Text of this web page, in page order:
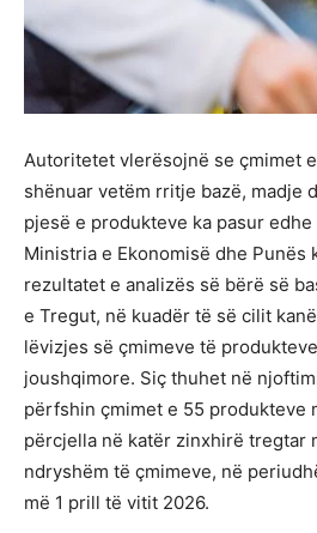
Autoritetet vlerësojnë se çmimet
shënuar vetëm rritje bazë, madje
pjesë e produkteve ka pasur
Ministria e Ekonomisë dhe Punës
rezultatet e analizës së bërë së
e Tregut, në kuadër të së cilit
lëvizjes së çmimeve të
joushqimore. Siç thuhet në
përfshin çmimet e 55 produkteve
përcjella në katër zinxhirë tregtar
ndryshëm të çmimeve, në
më 1 prill të vitit 2026.